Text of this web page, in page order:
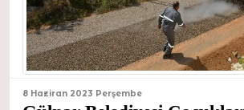
8 Haziran 2023 Perşembe